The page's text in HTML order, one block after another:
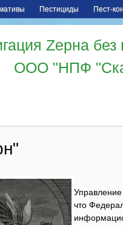
Пестициды Пест-
Zерна
ООО "НПФ
что